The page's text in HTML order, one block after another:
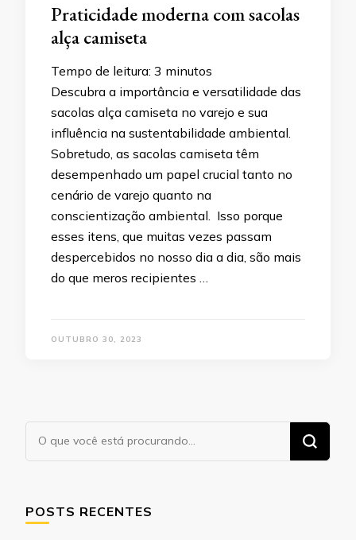
Praticidade moderna com sacolas
alça camiseta
Tempo de leitura: 3 minutos
Descubra a importância e versatilidade das
sacolas alça camiseta no varejo e sua
influência na sustentabilidade ambiental.
Sobretudo, as sacolas camiseta têm
desempenhado um papel crucial tanto no
cenário de varejo quanto na
conscientização ambiental. Isso porque
esses itens, que muitas vezes passam
despercebidos no nosso dia a dia, são mais
do que meros recipientes …
OUTUBRO 30, 2023
Procurando
algo?
POSTS RECENTES